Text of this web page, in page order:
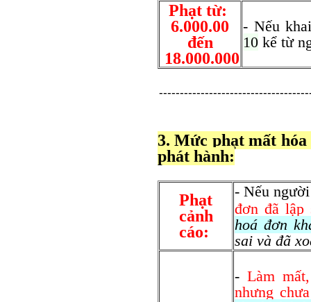
Phạt từ:
6.000.00
đến
18.000.000
- Nếu
10 kể từ
3. Mức phạt mất
phát hành:
Phạt
cảnh
cáo:
- Nếu
đơn đã lập
hoá đơn
sai và đã
-Làm
nhưng